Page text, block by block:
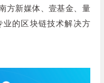
方新媒体、壹基金、量
的区块链技术解决方